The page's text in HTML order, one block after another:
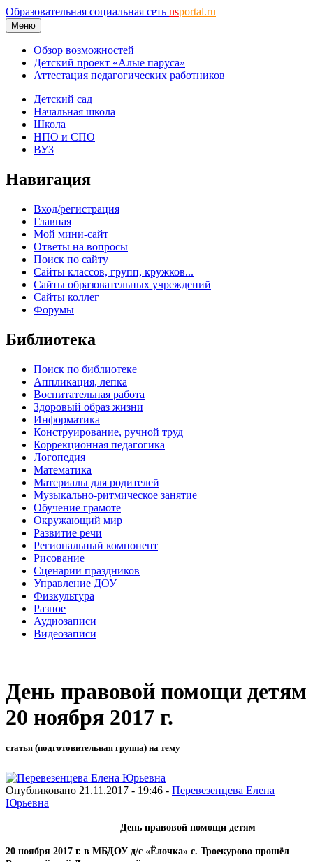
Образовательная социальная сеть nsportal.ru
Меню
Обзор возможностей
Детский проект «Алые паруса»
Аттестация педагогических работников
Детский сад
Начальная школа
Школа
НПО и СПО
ВУЗ
Навигация
Вход/регистрация
Главная
Мой мини-сайт
Ответы на вопросы
Поиск по сайту
Сайты классов, групп, кружков...
Сайты образовательных учреждений
Сайты коллег
Форумы
Библиотека
Поиск по библиотеке
Аппликация, лепка
Воспитательная работа
Здоровый образ жизни
Информатика
Конструирование, ручной труд
Коррекционная педагогика
Логопедия
Математика
Материалы для родителей
Музыкально-ритмическое занятие
Обучение грамоте
Окружающий мир
Развитие речи
Региональный компонент
Рисование
Сценарии праздников
Управление ДОУ
Физкультура
Разное
Аудиозаписи
Видеозаписи
День правовой помощи детям
20 ноября 2017 г.
статья (подготовительная группа) на тему
Опубликовано 21.11.2017 - 19:46 - Перевезенцева Елена
Юрьевна
День правовой помощи детям
20 ноября 2017 г. в МБДОУ д/с «Ёлочка» с. Троекурово прошёл